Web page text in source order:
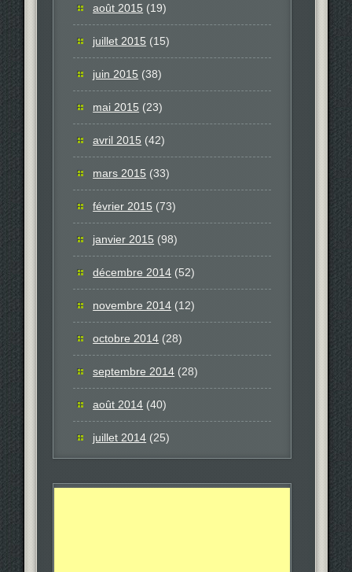
août 2015 (19)
juillet 2015 (15)
juin 2015 (38)
mai 2015 (23)
avril 2015 (42)
mars 2015 (33)
février 2015 (73)
janvier 2015 (98)
décembre 2014 (52)
novembre 2014 (12)
octobre 2014 (28)
septembre 2014 (28)
août 2014 (40)
juillet 2014 (25)